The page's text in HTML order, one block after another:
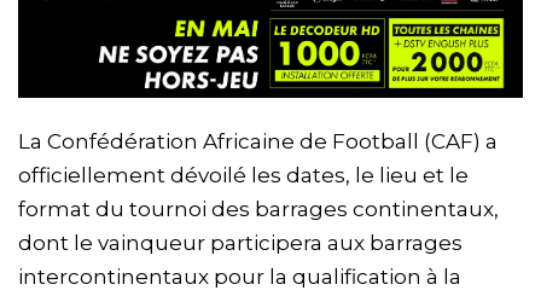
La Confédération Africaine de Football (CAF) a
officiellement dévoilé les dates, le lieu et le
format du tournoi des barrages continentaux,
dont le vainqueur participera aux barrages
intercontinentaux pour la qualification à la